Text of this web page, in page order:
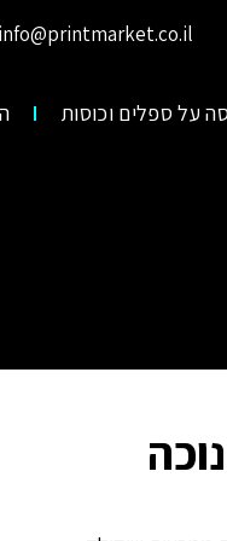
info@printmarket.co.il
על ספלים וכוסות